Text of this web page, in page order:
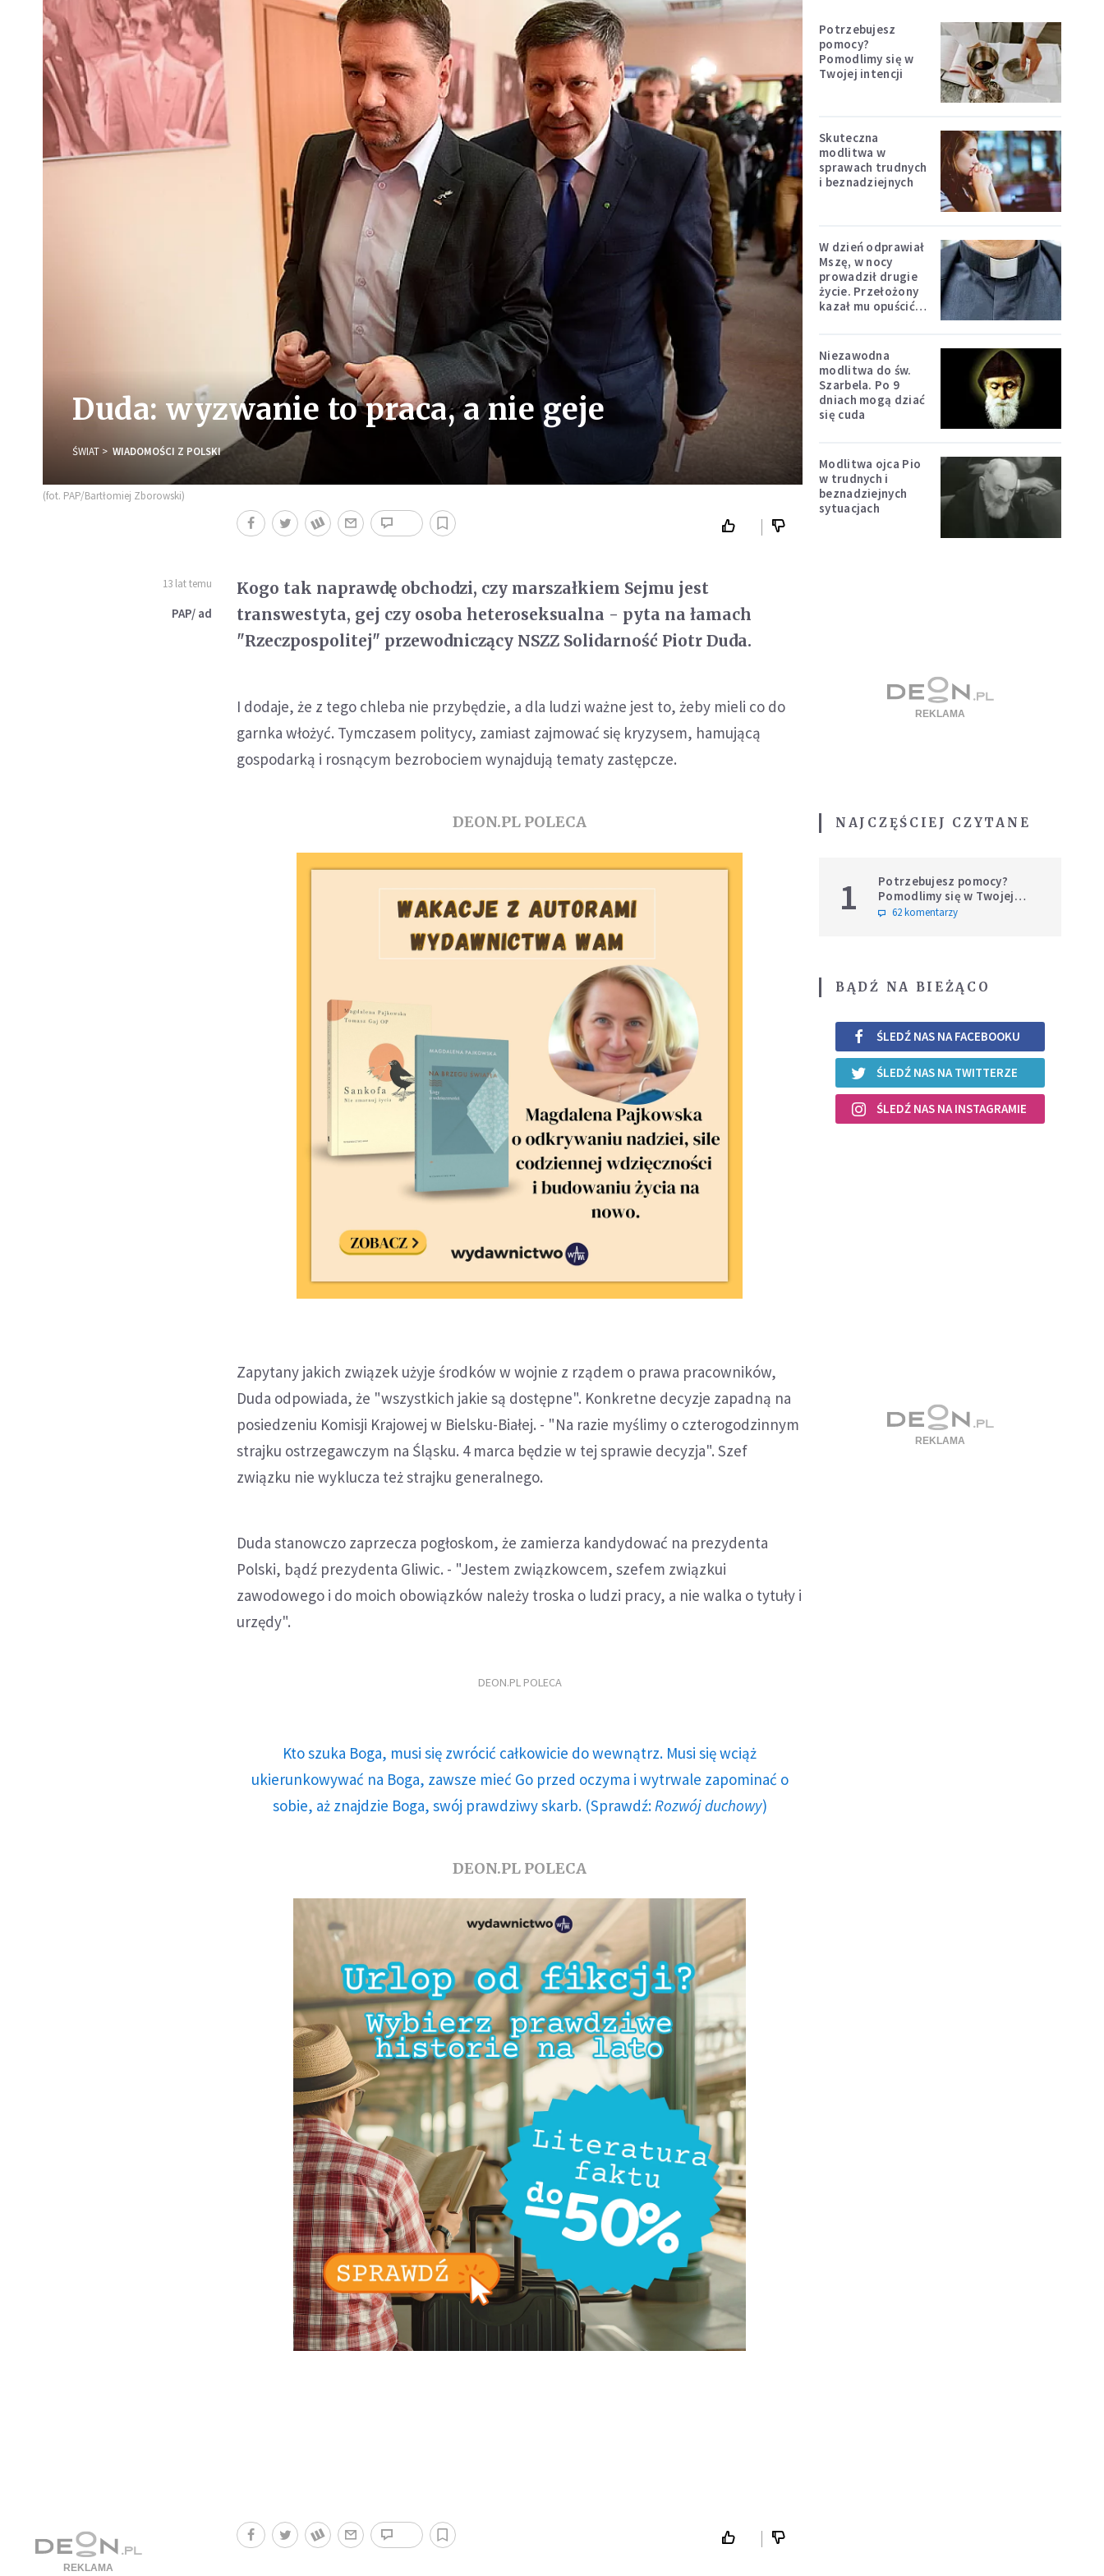
Duda: wyzwanie to praca, a nie geje
ŚWIAT WIADOMOŚCI Z POLSKI
(fot. PAP/Bartłomiej Zborowski)
13 lat temu
PAP/ ad
Kogo tak naprawdę obchodzi, czy marszałkiem Sejmu jest
transwestyta, gej czy osoba heteroseksualna - pyta na łamach
"Rzeczpospolitej" przewodniczący NSZZ Solidarność Piotr Duda.
I dodaje, że z tego chleba nie przybędzie, a dla ludzi ważne jest to, żeby mieli co do
garnka włożyć. Tymczasem politycy, zamiast zajmować się kryzysem, hamującą
gospodarką i rosnącym bezrobociem wynajdują tematy zastępcze.
DEON.PL POLECA
Zapytany jakich związek użyje środków w wojnie z rządem o prawa pracowników,
Duda odpowiada, że "wszystkich jakie są dostępne". Konkretne decyzje zapadną na
posiedzeniu Komisji Krajowej w Bielsku-Białej. - "Na razie myślimy o czterogodzinnym
strajku ostrzegawczym na Śląsku. 4 marca będzie w tej sprawie decyzja". Szef
związku nie wyklucza też strajku generalnego.
Duda stanowczo zaprzecza pogłoskom, że zamierza kandydować na prezydenta
Polski, bądź prezydenta Gliwic. - "Jestem związkowcem, szefem związkui
zawodowego i do moich obowiązków należy troska o ludzi pracy, a nie walka o tytuły i
urzędy".
DEON.PL POLECA
Kto szuka Boga, musi się zwrócić całkowicie do wewnątrz. Musi się wciąż
ukierunkowywać na Boga, zawsze mieć Go przed oczyma i wytrwale zapominać o
sobie, aż znajdzie Boga, swój prawdziwy skarb. (Sprawdź: Rozwój duchowy)
DEON.PL POLECA
Potrzebujesz
pomocy?
Pomodlimy się w
Twojej intencji
Skuteczna
modlitwa w
sprawach trudnych
i beznadziejnych
W dzień odprawiał
Mszę, w nocy
prowadził drugie
życie. Przełożony
kazał mu opuścić
Niezawodna
modlitwa do św.
Szarbela. Po 9
dniach mogą dziać
się cuda
Modlitwa ojca Pio
w trudnych i
beznadziejnych
sytuacjach
NAJCZĘŚCIEJ CZYTANE
1
Potrzebujesz pomocy?
Pomodlimy się w Twojej
intencji
62 komentarzy
BĄDŹ NA BIEŻĄCO
ŚLEDŹ NAS NA FACEBOOKU
ŚLEDŹ NAS NA TWITTERZE
ŚLEDŹ NAS NA INSTAGRAMIE